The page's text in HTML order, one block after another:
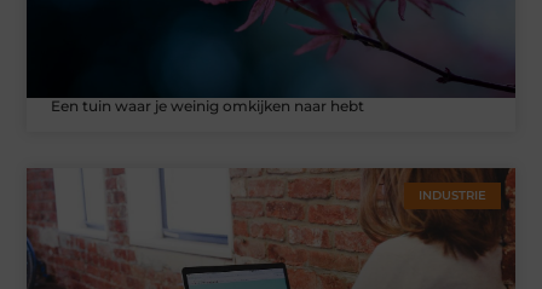
Een tuin waar je weinig omkijken naar hebt
INDUSTRIE